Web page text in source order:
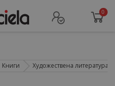
0
Книги Художествена литература